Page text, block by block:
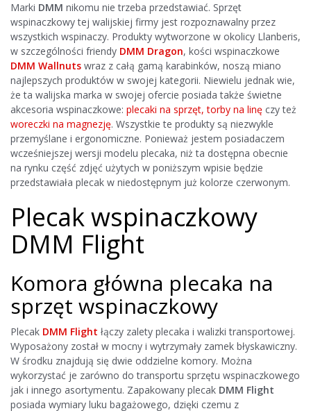
Marki DMM nikomu nie trzeba przedstawiać. Sprzęt
wspinaczkowy tej walijskiej firmy jest rozpoznawalny przez
wszystkich wspinaczy. Produkty wytworzone w okolicy Llanberis,
w szczególności friendy DMM Dragon, kości wspinaczkowe
DMM Wallnuts wraz z całą gamą karabinków, noszą miano
najlepszych produktów w swojej kategorii. Niewielu jednak wie,
że ta walijska marka w swojej ofercie posiada także świetne
akcesoria wspinaczkowe: plecaki na sprzęt, torby na linę czy też
woreczki na magnezję. Wszystkie te produkty są niezwykle
przemyślane i ergonomiczne. Ponieważ jestem posiadaczem
wcześniejszej wersji modelu plecaka, niż ta dostępna obecnie
na rynku część zdjęć użytych w poniższym wpisie będzie
przedstawiała plecak w niedostępnym już kolorze czerwonym.
Plecak wspinaczkowy
DMM Flight
Komora główna plecaka na
sprzęt wspinaczkowy
Plecak DMM Flight łączy zalety plecaka i walizki transportowej.
Wyposażony został w mocny i wytrzymały zamek błyskawiczny.
W środku znajdują się dwie oddzielne komory. Można
wykorzystać je zarówno do transportu sprzętu wspinaczkowego
jak i innego asortymentu. Zapakowany plecak DMM Flight
posiada wymiary luku bagażowego, dzięki czemu z